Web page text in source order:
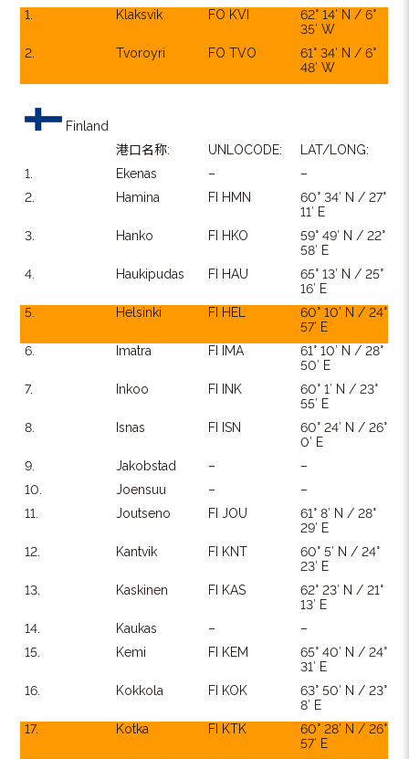
1. Klaksvik FO KVI
62° 14′ N / 6°
35′ W
2.
Tvoroyri FO TVO
61° 34′ N / 6°
48′ W
Finland
港口名称:
UNLOCODE:
LAT/LONG:
1.
Ekenas –
–
2.
Hamina FI HMN
60° 34′ N / 27°
11′ E
3.
Hanko FI HKO
59° 49′ N / 22°
58′ E
4.
Haukipudas FI HAU
65° 13′ N / 25°
16′ E
5.
Helsinki FI HEL
60° 10′ N / 24°
57′ E
6.
Imatra FI IMA
61° 10′ N / 28°
50′ E
7.
Inkoo FI INK
60° 1′ N / 23°
55′ E
8.
Isnas FI ISN
60° 24′ N / 26°
0′ E
9.
Jakobstad –
–
10.
Joensuu –
–
11.
Joutseno FI JOU
61° 8′ N / 28°
29′ E
12.
Kantvik FI KNT
60° 5′ N / 24°
23′ E
13.
Kaskinen FI KAS
62° 23′ N / 21°
13′ E
14.
Kaukas –
–
15.
Kemi FI KEM
65° 40′ N / 24°
31′ E
16.
Kokkola FI KOK
63° 50′ N / 23°
8′ E
17.
Kotka FI KTK
60° 28′ N / 26°
57′ E